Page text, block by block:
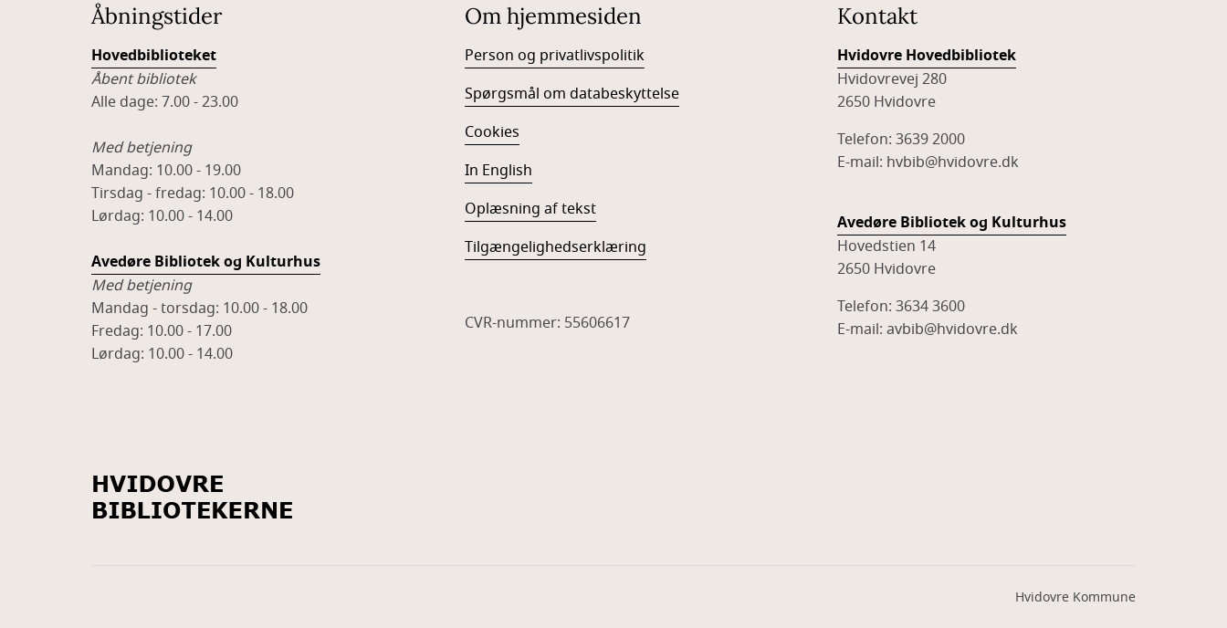
Åbningstider
Hovedbiblioteket
Åbent bibliotek
Alle dage: 7.00 - 23.00
Med betjening
Mandag: 10.00 - 19.00
Tirsdag - fredag: 10.00 - 18.00
Lørdag: 10.00 - 14.00
Avedøre Bibliotek og Kulturhus
Med betjening
Mandag - torsdag: 10.00 - 18.00
Fredag: 10.00 - 17.00
Lørdag: 10.00 - 14.00
Om hjemmesiden
Person og privatlivspolitik
Spørgsmål om databeskyttelse
Cookies
In English
Oplæsning af tekst
Tilgængelighedserklæring
CVR-nummer: 55606617
Kontakt
Hvidovre Hovedbibliotek
Hvidovrevej 280
2650 Hvidovre
Telefon: 3639 2000
E-mail: hvbib@hvidovre.dk
Avedøre Bibliotek og Kulturhus
Hovedstien 14
2650 Hvidovre
Telefon: 3634 3600
E-mail: avbib@hvidovre.dk
Hvidovre Kommune